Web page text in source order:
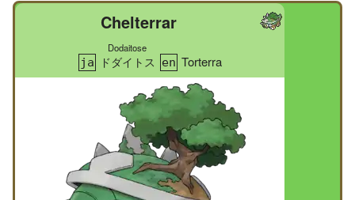
Chelterrar
ja ドダイトス
Dodaitose
en Torterra